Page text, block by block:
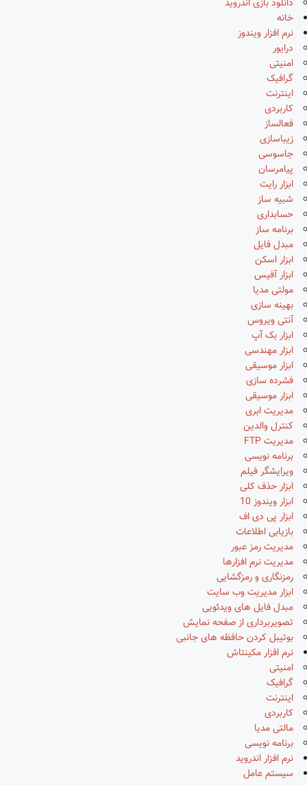
دانلود بازی اندروید
خانه
نرم افزار ویندوز
درایور
امنیتی
گرافیک
اینترنت
کاربردی
فعالساز
زیباسازی
جاسوسی
پیامرسان
ابزار رایت
شبیه ساز
حسابداری
برنامه ساز
مبدل فایل
ابزار اسکن
ابزار آفیس
مولتی مدیا
بهینه سازی
آنتی ویروس
ابزار بک آپ
ابزار مهندسی
ابزار موسیقی
فشرده سازی
ابزار موسیقی
مدیریت ابری
کنترل والدین
مدیریت FTP
برنامه نویسی
ویرایشگر فیلم
ابزار حذف کلی
ابزار ویندوز 10
ابزار پی دی اف
بازیابی اطلاعات
مدیریت رمز عبور
مدیریت نرم افزارها
رمزنگاری و رمزگشایی
ابزار مدیریت وب سایت
مبدل فایل های ویدئویی
تصویربرداری از صفحه نمایش
بوتیبل کردن حافظه های جانبی
نرم افزار مکینتاش
امنیتی
گرافیک
اینترنت
کاربردی
مالتی مدیا
برنامه نویسی
نرم افزار اندروید
سیستم عامل